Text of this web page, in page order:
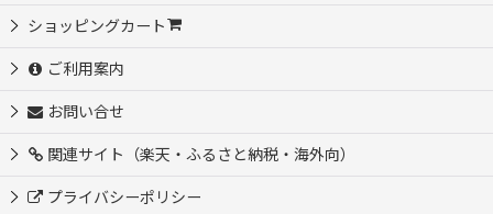
ショッピングカート
ご利用案内
お問い合せ
関連サイト（楽天・ふるさと納税・海外向）
プライバシーポリシー